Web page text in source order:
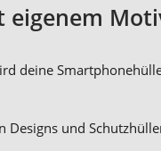
eigenem
deine
und